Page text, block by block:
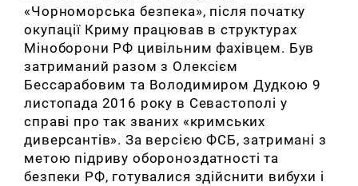
«Чорноморська безпека», після початку
окупації Криму працював в структурах
Міноборони РФ цивільним фахівцем. Був
затриманий разом з Олексієм
Бессарабовим та Володимиром Дудкою 9
листопада 2016 року в Севастополі у
справі про так званих «кримських
диверсантів». За версією ФСБ, затримані з
метою підриву обороноздатності та
безпеки РФ, готувалися здійснити вибухи і